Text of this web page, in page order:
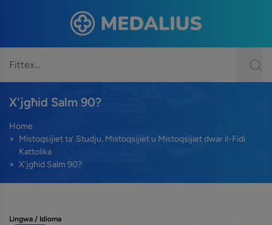
X'jgħid Salm 90?
Home
Mistoqsijiet ta’ Studju, Mistoqsijiet u Mistoqsijiet dwar il-Fidi
Kattolika
X'jgħid Salm 90?
Lingwa / Idioma